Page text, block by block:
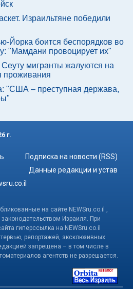
Израильтяне победили
Йорка боится беспорядков во
"Мамдани провоцирует их"
мигранты жалуются на
проживания
"США – преступная держава,
г.
Подписка на новости (RSS)
Данные редакции и устав
на сайте NEWSru.co.il ,
Израиля. При
гиперссылка на NEWSru.co.il
репортажей, эксклюзивных
запрещена – в том числе в
агентств не разрешается.